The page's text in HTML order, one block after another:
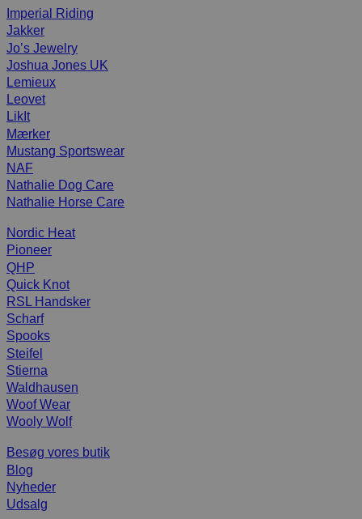
Imperial Riding
Jakker
Jo’s Jewelry
Joshua Jones UK
Lemieux
Leovet
LikIt
Mærker
Mustang Sportswear
NAF
Nathalie Dog Care
Nathalie Horse Care
Nordic Heat
Pioneer
QHP
Quick Knot
RSL Handsker
Scharf
Spooks
Steifel
Stierna
Waldhausen
Woof Wear
Wooly Wolf
Besøg vores butik
Blog
Nyheder
Udsalg